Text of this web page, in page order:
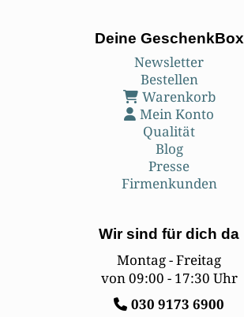
Deine GeschenkBox
Newsletter
Bestellen
Warenkorb
Mein Konto
Qualität
Blog
Presse
Firmenkunden
Wir sind für dich da
Montag - Freitag
von 09:00 - 17:30 Uhr
030 9173 6900